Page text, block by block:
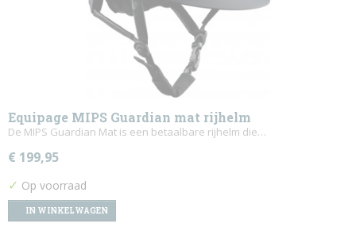
Equipage MIPS Guardian mat rijhelm
De MIPS Guardian Mat is een betaalbare rijhelm die…
€ 199,95
✓ Op voorraad
IN WINKELWAGEN